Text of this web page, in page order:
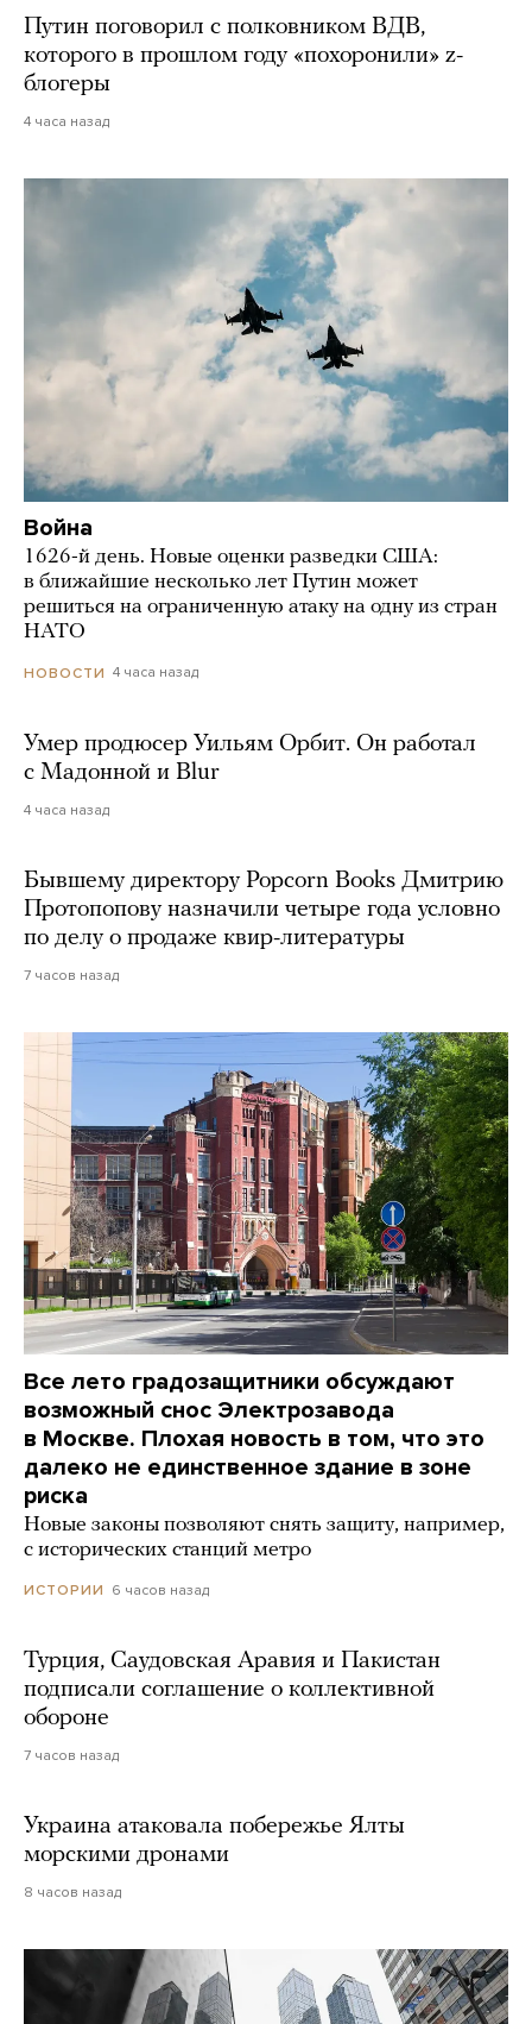
Путин поговорил с полковником ВДВ,
которого в прошлом году «похоронили» z-
блогеры
4 часа назад
Война
1626-й день. Новые оценки разведки США:
в ближайшие несколько лет Путин может
решиться на ограниченную атаку на одну из стран
НАТО
НОВОСТИ 4 часа назад
Умер продюсер Уильям Орбит. Он работал
с Мадонной и Blur
4 часа назад
Бывшему директору Popcorn Books Дмитрию
Протопопову назначили четыре года условно
по делу о продаже квир-литературы
7 часов назад
Все лето градозащитники обсуждают
возможный снос Электрозавода
в Москве. Плохая новость в том, что это
далеко не единственное здание в зоне
риска
Новые законы позволяют снять защиту, например,
с исторических станций метро
ИСТОРИИ 6 часов назад
Турция, Саудовская Аравия и Пакистан
подписали соглашение о коллективной
обороне
7 часов назад
Украина атаковала побережье Ялты
морскими дронами
8 часов назад